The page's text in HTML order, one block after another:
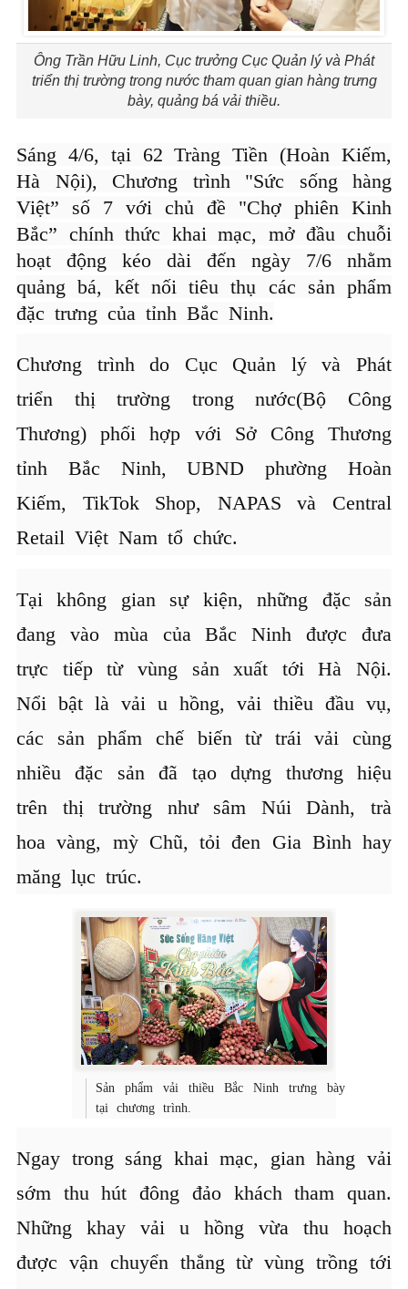
Ông Trần Hữu Linh, Cục trưởng Cục Quản lý và Phát
triển thị trường trong nước tham quan gian hàng trưng
bày, quảng bá vải thiều.
Sáng 4/6, tại 62 Tràng Tiền (Hoàn Kiếm,
Hà Nội), Chương trình "Sức sống hàng
Việt” số 7 với chủ đề "Chợ phiên Kinh
Bắc” chính thức khai mạc, mở đầu chuỗi
hoạt động kéo dài đến ngày 7/6 nhằm
quảng bá, kết nối tiêu thụ các sản phẩm
đặc trưng của tỉnh Bắc Ninh.
Chương trình do Cục Quản lý và Phát
triển thị trường trong nước(Bộ Công
Thương) phối hợp với Sở Công Thương
tỉnh Bắc Ninh, UBND phường Hoàn
Kiếm, TikTok Shop, NAPAS và Central
Retail Việt Nam tổ chức.
Tại không gian sự kiện, những đặc sản
đang vào mùa của Bắc Ninh được đưa
trực tiếp từ vùng sản xuất tới Hà Nội.
Nổi bật là vải u hồng, vải thiều đầu vụ,
các sản phẩm chế biến từ trái vải cùng
nhiều đặc sản đã tạo dựng thương hiệu
trên thị trường như sâm Núi Dành, trà
hoa vàng, mỳ Chũ, tỏi đen Gia Bình hay
măng lục trúc.
Sản phẩm vải thiều Bắc Ninh trưng bày
tại chương trình.
Ngay trong sáng khai mạc, gian hàng vải
sớm thu hút đông đảo khách tham quan.
Những khay vải u hồng vừa thu hoạch
được vận chuyển thẳng từ vùng trồng tới